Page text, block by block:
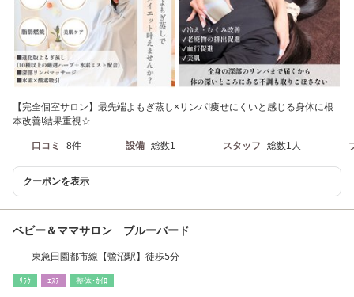
【完全個室サロン】最先端よもぎ蒸し×リンパ!痩せにくいと感じる身体に根
本改善!結果重視☆
口コミ 8件 設備 総数1 スタッフ 総数1人
クーポンを表示
ベビー＆ママサロン ブルーバード
東急田園都市線【鷺沼駅】徒歩5分
ﾘﾗｸ ｴｽﾃ 整体･ｶｲﾛ